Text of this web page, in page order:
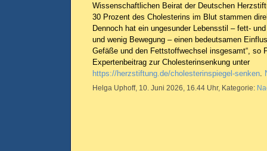
Wissenschaftlichen Beirat der Deutschen
30 Prozent des Cholesterins im Blut stammen
Dennoch hat ein ungesunder Lebensstil – fett-
und wenig Bewegung – einen bedeutsamen
Gefäße und den Fettstoffwechsel insgesamt“, so
Expertenbeitrag zur Cholesterinsenkung unter
https://herzstiftung.de/cholesterinspiegel-senken
Helga Uphoff, 10. Juni 2026, 16.44 Uhr, Kategorie: